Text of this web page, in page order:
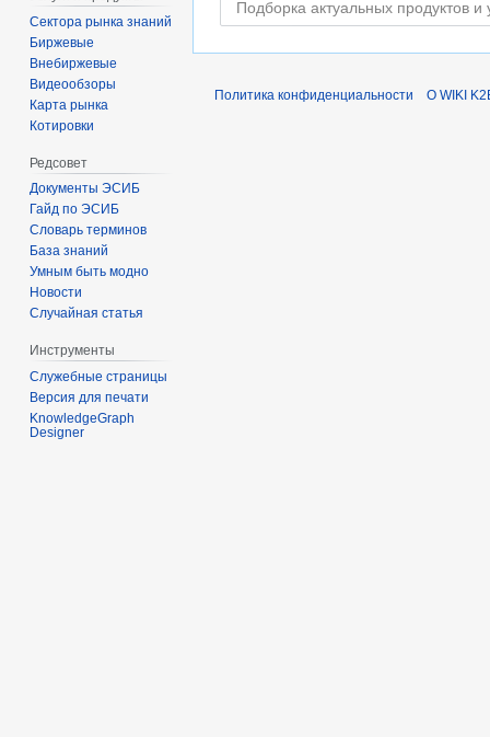
Сектора рынка знаний
Биржевые
Внебиржевые
Видеообзоры
Карта рынка
Котировки
Редсовет
Документы ЭСИБ
Гайд по ЭСИБ
Словарь терминов
База знаний
Умным быть модно
Новости
Случайная статья
Инструменты
Служебные страницы
Версия для печати
KnowledgeGraph
Designer
Политика конфиденциальности О WIKI